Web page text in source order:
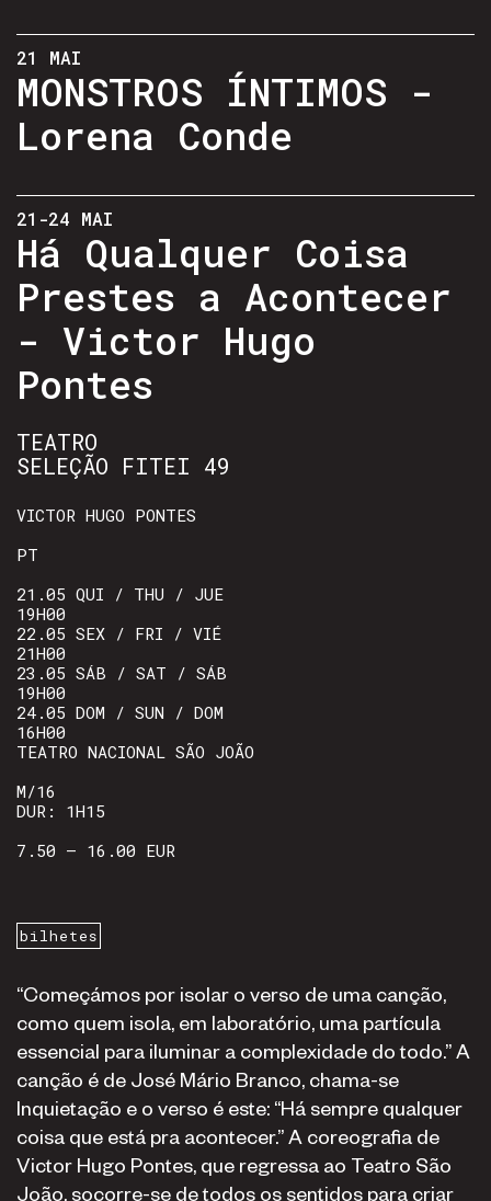
21 MAI
MONSTROS ÍNTIMOS -
Lorena Conde
21-24 MAI
Há Qualquer Coisa
Prestes a Acontecer
- Victor Hugo
Pontes
TEATRO
SELEÇÃO FITEI 49
VICTOR HUGO PONTES
PT
21.05 QUI / THU / JUE
19H00
22.05 SEX / FRI / VIÉ
21H00
23.05 SÁB / SAT / SÁB
19H00
24.05 DOM / SUN / DOM
16H00
TEATRO NACIONAL SÃO JOÃO
M/16
DUR: 1H15
7.50 – 16.00 EUR
bilhetes
“Começámos por isolar o verso de uma canção,
como quem isola, em laboratório, uma partícula
essencial para iluminar a complexidade do todo.” A
canção é de José Mário Branco, chama-se
Inquietação e o verso é este: “Há sempre qualquer
coisa que está pra acontecer.” A coreografia de
Victor Hugo Pontes, que regressa ao Teatro São
João, socorre-se de todos os sentidos para criar